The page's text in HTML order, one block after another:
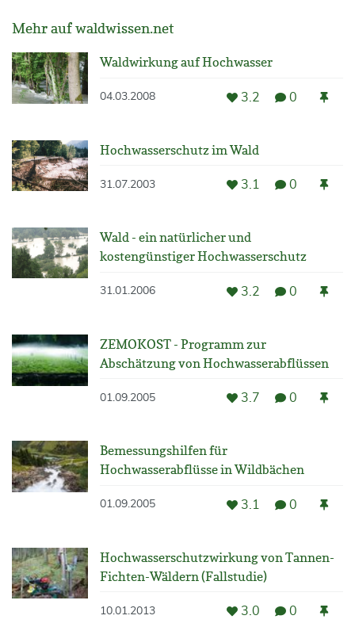
Mehr auf waldwissen.net
Waldwirkung auf Hochwasser
04.03.2008 3.2 0
Hochwasserschutz im Wald
31.07.2003 3.1 0
Wald - ein natürlicher und
kostengünstiger Hochwasserschutz
31.01.2006 3.2 0
ZEMOKOST - Programm zur
Abschätzung von Hochwasserabflüssen
01.09.2005 3.7 0
Bemessungshilfen für
Hochwasserabflüsse in Wildbächen
01.09.2005 3.1 0
Hochwasserschutzwirkung von Tannen-
Fichten-Wäldern (Fallstudie)
10.01.2013 3.0 0